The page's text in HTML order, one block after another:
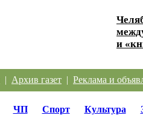
и
| Архив газет | Реклама и
ЧП Спорт Культура